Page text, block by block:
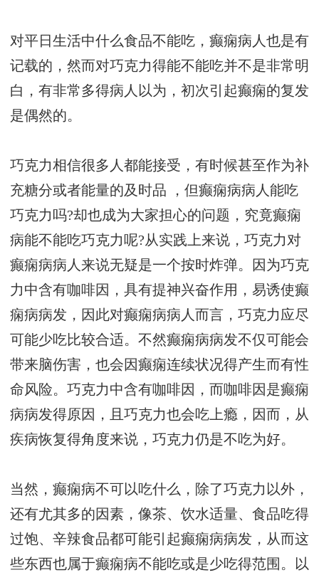
对平日生活中什么食品不能吃，癫痫病人也是有
记载的，然而对巧克力得能不能吃并不是非常明
白，有非常多得病人以为，初次引起癫痫的复发
是偶然的。
巧克力相信很多人都能接受，有时候甚至作为补
充糖分或者能量的及时品 ，但癫痫病病人能吃
巧克力吗?却也成为大家担心的问题，究竟癫痫
病能不能吃巧克力呢?从实践上来说，巧克力对
癫痫病病人来说无疑是一个按时炸弹。因为巧克
力中含有咖啡因，具有提神兴奋作用，易诱使癫
痫病病发，因此对癫痫病病人而言，巧克力应尽
可能少吃比较合适。不然癫痫病病发不仅可能会
带来脑伤害，也会因癫痫连续状况得产生而有性
命风险。巧克力中含有咖啡因，而咖啡因是癫痫
病病发得原因，且巧克力也会吃上瘾，因而，从
疾病恢复得角度来说，巧克力仍是不吃为好。
当然，癫痫病不可以吃什么，除了巧克力以外，
还有尤其多的因素，像茶、饮水适量、食品吃得
过饱、辛辣食品都可能引起癫痫病病发，从而这
些东西也属于癫痫病不能吃或是少吃得范围。以